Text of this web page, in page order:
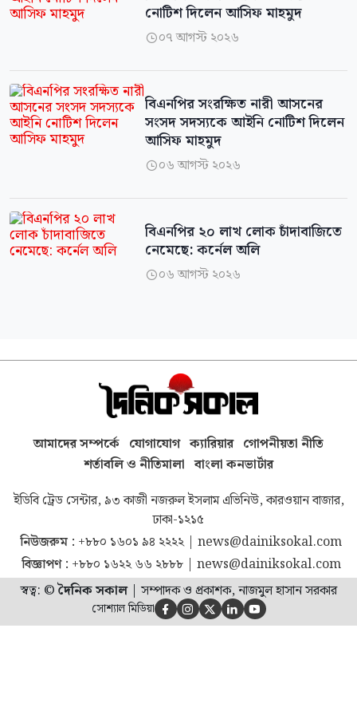
নোটিশ দিলেন আসিফ মাহমুদ
০৭ আগস্ট ২০২৬
বিএনপির সংরক্ষিত নারী আসনের
সংসদ সদস্যকে আইনি নোটিশ দিলেন
আসিফ মাহমুদ
০৬ আগস্ট ২০২৬
বিএনপির ২০ লাখ লোক চাঁদাবাজিতে
নেমেছে: কর্নেল অলি
০৬ আগস্ট ২০২৬
আমাদের সম্পর্কে যোগাযোগ ক্যারিয়ার গোপনীয়তা নীতি
শর্তাবলি ও নীতিমালা বাংলা কনভার্টার
ইডিবি ট্রেড সেন্টার, ৯৩ কাজী নজরুল ইসলাম এভিনিউ, কারওয়ান বাজার,
ঢাকা-১২১৫
নিউজরুম : +৮৮০ ১৬০১ ৯৪ ২২২২| news@dainiksokal.com
বিজ্ঞাপণ : +৮৮০ ১৬২২ ৬৬ ২৮৮৮| news@dainiksokal.com
স্বত্ব: ©দৈনিক সকাল| সম্পাদক ও প্রকাশক, নাজমুল হাসান সরকার
সোশ্যাল মিডিয়া     